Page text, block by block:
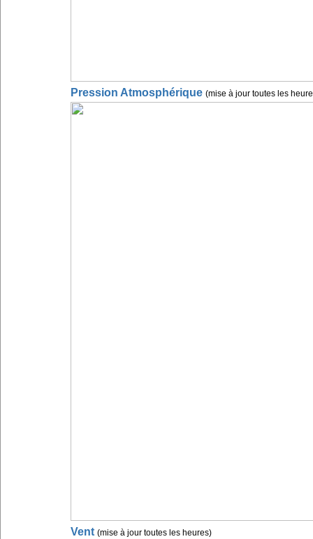
Pression Atmosphérique (mise à jour toutes les
Vent (mise à jour toutes les heures)